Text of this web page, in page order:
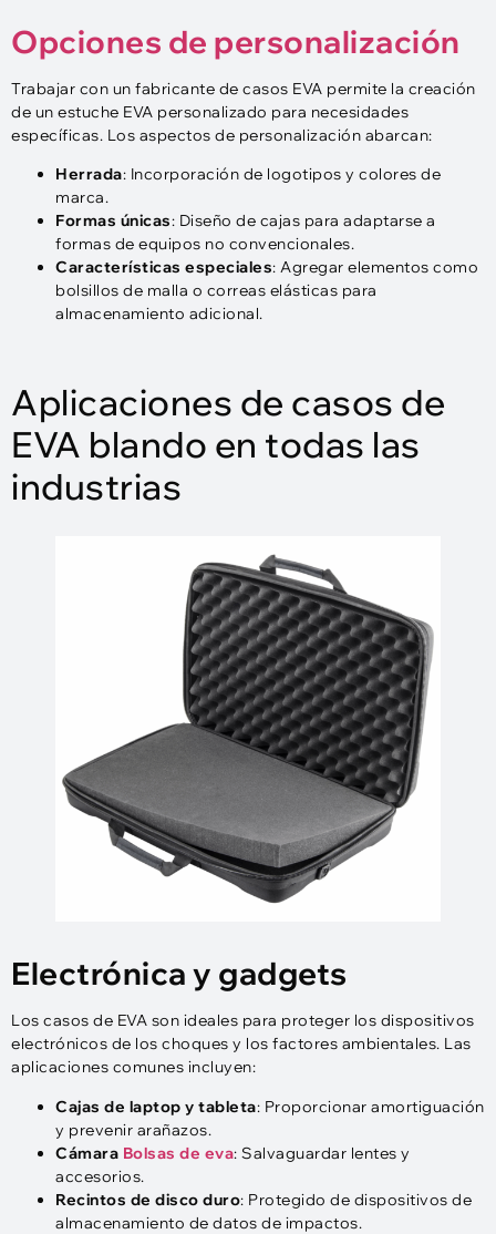
Opciones de personalización
Trabajar con un fabricante de casos EVA permite la creación
de un estuche EVA personalizado para necesidades
específicas. Los aspectos de personalización abarcan:
Herrada: Incorporación de logotipos y colores de
marca.
Formas únicas: Diseño de cajas para adaptarse a
formas de equipos no convencionales.
Características especiales: Agregar elementos como
bolsillos de malla o correas elásticas para
almacenamiento adicional.
Aplicaciones de casos de
EVA blando en todas las
industrias
Electrónica y gadgets
Los casos de EVA son ideales para proteger los dispositivos
electrónicos de los choques y los factores ambientales. Las
aplicaciones comunes incluyen:
Cajas de laptop y tableta: Proporcionar amortiguación
y prevenir arañazos.
Cámara Bolsas de eva: Salvaguardar lentes y
accesorios.
Recintos de disco duro: Protegido de dispositivos de
almacenamiento de datos de impactos.